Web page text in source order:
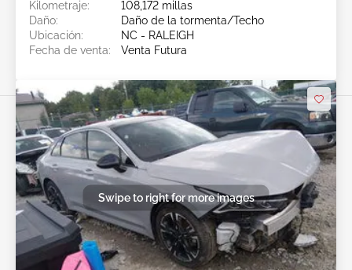
Kilometraje:
108,172 millas
Daño:
Daño de la tormenta/Techo
Ubicación:
NC - RALEIGH
Fecha de venta:
Venta Futura
Swipe to right for more images